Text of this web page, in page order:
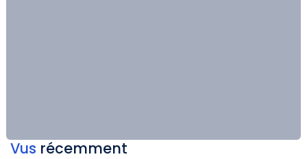
Vus récemment